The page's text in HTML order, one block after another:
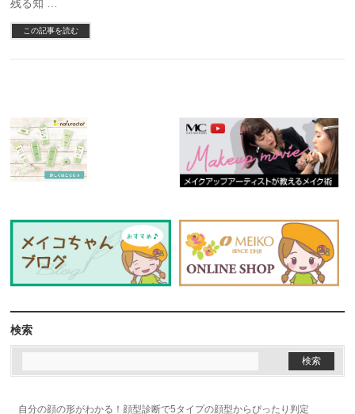
残る知 …
この記事を読む
検索
自分の顔の形がわかる！顔型診断で5タイプの顔型からぴったり判定